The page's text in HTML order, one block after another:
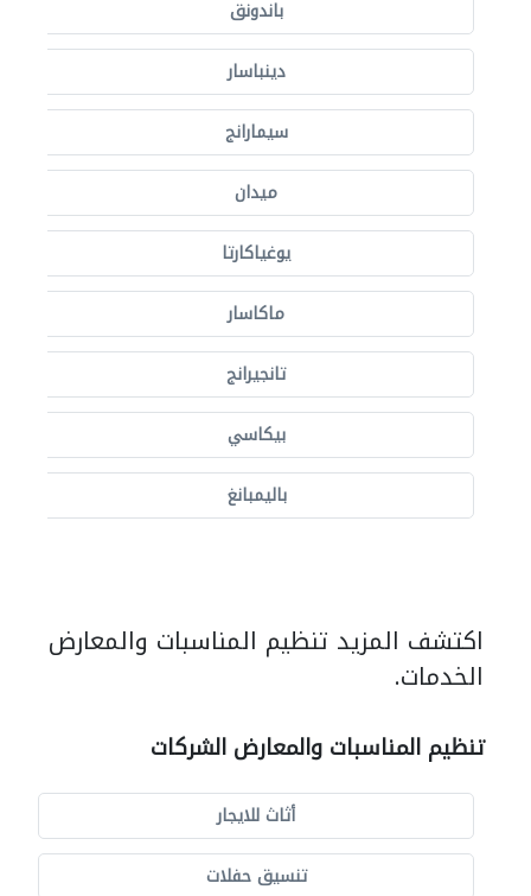
باندونق
دينباسار
سيمارانج
ميدان
يوغياكارتا
ماكاسار
تانجيرانج
بيكاسي
باليمبانغ
اكتشف المزيد تنظيم المناسبات والمعارض
الخدمات.
تنظيم المناسبات والمعارض الشركات
أثاث للايجار
تنسيق حفلات